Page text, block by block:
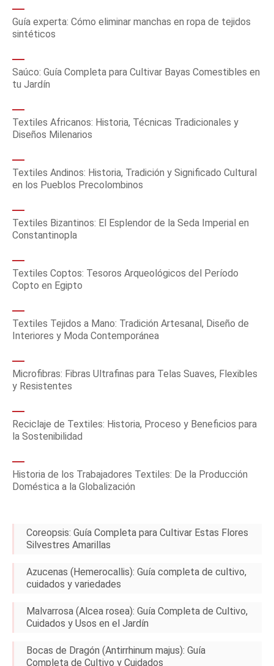
Guía experta: Cómo eliminar manchas en ropa de tejidos
sintéticos
Saúco: Guía Completa para Cultivar Bayas Comestibles en
tu Jardín
Textiles Africanos: Historia, Técnicas Tradicionales y
Diseños Milenarios
Textiles Andinos: Historia, Tradición y Significado Cultural
en los Pueblos Precolombinos
Textiles Bizantinos: El Esplendor de la Seda Imperial en
Constantinopla
Textiles Coptos: Tesoros Arqueológicos del Período
Copto en Egipto
Textiles Tejidos a Mano: Tradición Artesanal, Diseño de
Interiores y Moda Contemporánea
Microfibras: Fibras Ultrafinas para Telas Suaves, Flexibles
y Resistentes
Reciclaje de Textiles: Historia, Proceso y Beneficios para
la Sostenibilidad
Historia de los Trabajadores Textiles: De la Producción
Doméstica a la Globalización
Coreopsis: Guía Completa para Cultivar Estas Flores
Silvestres Amarillas
Azucenas (Hemerocallis): Guía completa de cultivo,
cuidados y variedades
Malvarrosa (Alcea rosea): Guía Completa de Cultivo,
Cuidados y Usos en el Jardín
Bocas de Dragón (Antirrhinum majus): Guía
Completa de Cultivo y Cuidados